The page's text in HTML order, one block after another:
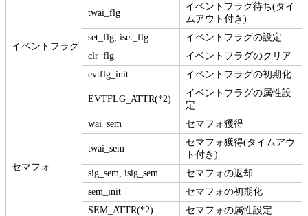
イベントフラグ
twai_flg
イベントフラグ待ち(タイ
ムアウト付き)
set_flg, iset_flg
イベントフラグの設定
clr_flg
イベントフラグのクリア
evtflg_init
イベントフラグの初期化
EVTFLG_ATTR(*2)
イベントフラグの属性設
定
セマフォ
wai_sem セマフォ獲得
twai_sem
セマフォ獲得(タイムアウ
ト付き)
sig_sem, isig_sem
セマフォの返却
sem_init
セマフォの初期化
SEM_ATTR(*2)
セマフォの属性設定